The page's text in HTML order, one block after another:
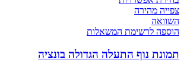
צפייה מהירה
השוואה
הוספה לרשימת המשאלות
תמונת נוף התעלה הגדולה בונציה